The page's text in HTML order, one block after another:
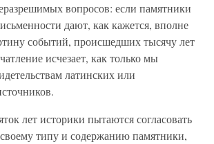
вопросов: если памятники
дают, как кажется, вполне
событий, происшедших тысячу лет
исчезает, как только мы
латинских или
лет историки пытаются согласовать
типу и содержанию памятники,